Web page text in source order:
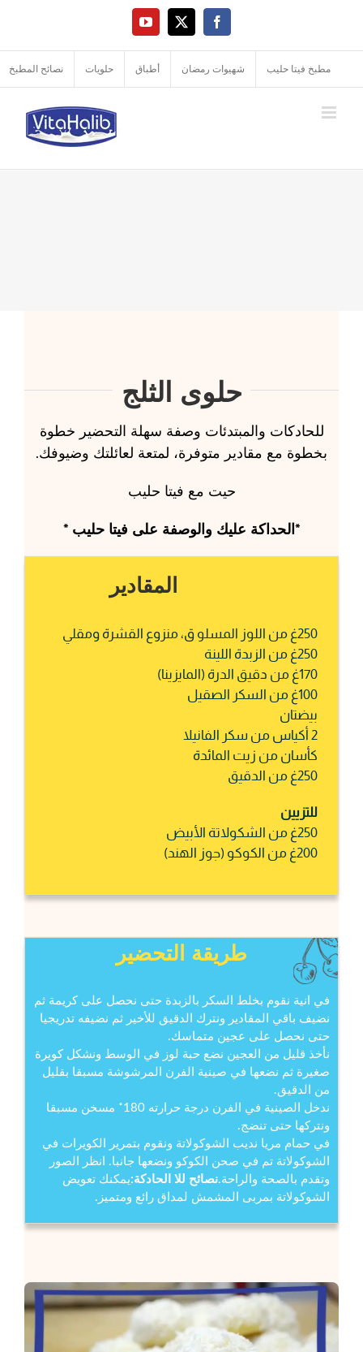
content
Facebook
X
YouTube
مطبخ فيتا حليب شهيوات رمضان أطباق حلويات نصائح المطبخ
حلوى الثلج
للحادكات والمبتدئات وصفة سهلة التحضير خطوة
بخطوة مع مقادير متوفرة، لمتعة لعائلتك وضيوفك.
حيت مع فيتا حليب
*الحداكة عليك والوصفة على فيتا حليب *
المقادير
250غ من اللوز المسلو ق، منزوع القشرة ومقلي
250غ من الزبدة اللينة
170غ من دقيق الدرة (المايزينا)
100غ من السكر الصقيل
بيضتان
2 أكياس من سكر الفانيلا
كأسان من زيت المائدة
250غ من الدقيق
للتزيين
250غ من الشكولاتة الأبيض
200غ من الكوكو (جوز الهند)
طريقة التحضير
في انية نقوم بخلط السكر بالزبدة حتى نحصل على كريمة ثم
نضيف باقي المقادير ونترك الدقيق للأخير ثم نضيفه تدريجيا
حتى نحصل على عجين متماسك.
نأخذ قليل من العجين نضع حبة لوز في الوسط ونشكل كويرة
صغيرة ثم نضعها في صينية الفرن المرشوشة مسبقا بقليل
من الدقيق.
ندخل الصينية في الفرن درجة حرارته 180˚ مسخن مسبقا
ونتركها حتى تنضج.
في حمام مريا نديب الشوكولاتة ونقوم بتمرير الكويرات في
الشوكولاتة تم في صحن الكوكو ونضعها جانبا. انظر الصور
وتقدم بالصحة والراحة.نصائح للا الحادكة:يمكنك تعويض
الشوكولاتة بمربى المشمش لمداق رائع ومتميز.